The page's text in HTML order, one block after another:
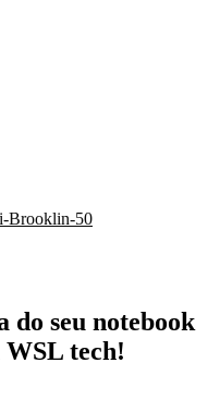
do seu notebook
WSL tech!